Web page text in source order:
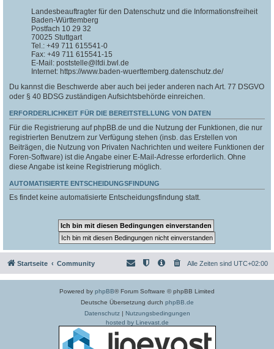
Landesbeauftragter für den Datenschutz und die Informationsfreiheit
Baden-Württemberg
Postfach 10 29 32
70025 Stuttgart
Tel.: +49 711 615541-0
Fax: +49 711 615541-15
E-Mail: poststelle@lfdi.bwl.de
Internet: https://www.baden-wuerttemberg.datenschutz.de/
Du kannst die Beschwerde aber auch bei jeder anderen nach Art. 77 DSGVO
oder § 40 BDSG zuständigen Aufsichtsbehörde einreichen.
ERFORDERLICHKEIT FÜR DIE BEREITSTELLUNG VON DATEN
Für die Registrierung auf phpBB.de und die Nutzung der Funktionen, die nur
registrierten Benutzern zur Verfügung stehen (insb. das Erstellen von
Beiträgen, die Nutzung von Privaten Nachrichten und weitere Funktionen der
Foren-Software) ist die Angabe einer E-Mail-Adresse erforderlich. Ohne
diese Angabe ist keine Registrierung möglich.
AUTOMATISIERTE ENTSCHEIDUNGSFINDUNG
Es findet keine automatisierte Entscheidungsfindung statt.
Startseite Community Alle Zeiten sind UTC+02:00
Powered by phpBB® Forum Software © phpBB Limited
Deutsche Übersetzung durch phpBB.de
Datenschutz| Nutzungsbedingungen
hosted by Linevast.de